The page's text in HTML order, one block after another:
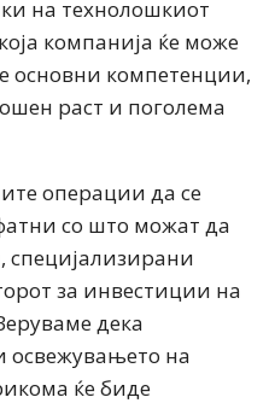
на технолошкиот
компанија ќе може
основни компетенции,
раст и поголема
операции да се
со што можат да
специјализирани
за инвестиции на
дека
освежувањето на
ќе биде